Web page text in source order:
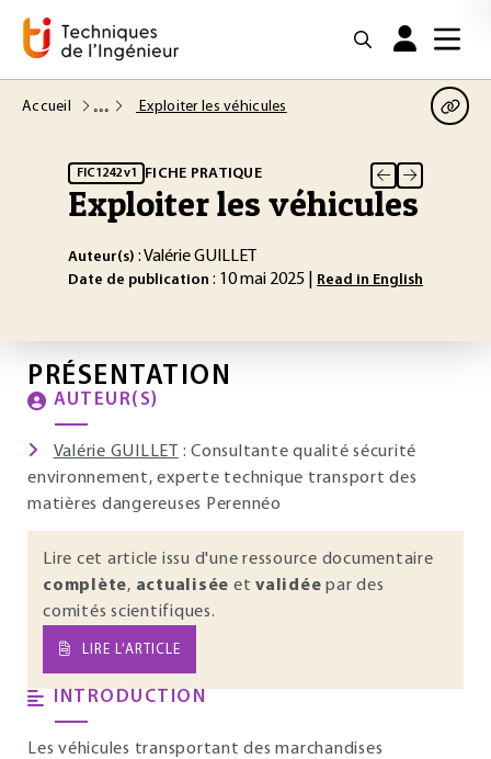
Accueil Exploiter les véhicules
FIC1242 v1 FICHE PRATIQUE
Exploiter les véhicules
Auteur(s) : Valérie GUILLET
Date de publication : 10 mai 2025 | Read in English
PRÉSENTATION
AUTEUR(S)
Valérie GUILLET
: Consultante qualité sécurité
environnement, experte technique transport des
matières dangereuses Perennéo
Lire cet article issu d'une ressource documentaire
complète, actualisée et validée par des
comités scientifiques.
LIRE L’ARTICLE
INTRODUCTION
Les véhicules transportant des marchandises